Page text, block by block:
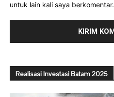
untuk lain kali saya berkomentar.
Realisasi Investasi Batam 2025